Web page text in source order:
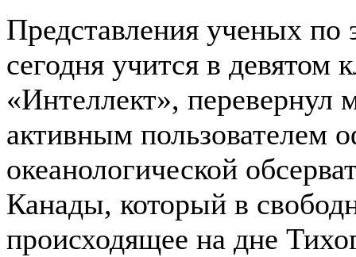
Представления ученых по
сегодня учится в девятом
«Интеллект», перевернул
активным пользователем
океанологической
Канады, который в
происходящее на дне